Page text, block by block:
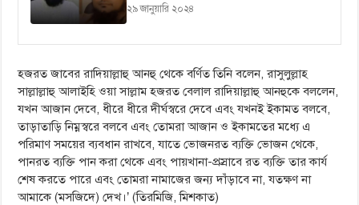
২৯ জানুয়ারি ২০২৪
হজরত জাবের রাদিয়াল্লাহু আনহু থেকে বর্ণিত তিনি বলেন, রাসুলুল্লাহ
সাল্লাল্লাহু আলাইহি ওয়া সাল্লাম হজরত বেলাল রাদিয়াল্লাহু আনহুকে বললেন,
যখন আজান দেবে, ধীরে ধীরে দীর্ঘস্বরে দেবে এবং যখনই ইকামত বলবে,
তাড়াতাড়ি নিম্নস্বরে বলবে এবং তোমরা আজান ও ইকামতের মধ্যে এ
পরিমাণ সময়ের ব্যবধান রাখবে, যাতে ভোজনরত ব্যক্তি ভোজন থেকে,
পানরত ব্যক্তি পান করা থেকে এবং পায়খানা-প্রস্রাবে রত ব্যক্তি তার কার্য
শেষ করতে পারে এবং তোমরা নামাজের জন্য দাঁড়াবে না, যতক্ষণ না
আমাকে (মসজিদে) দেখ।’ (তিরমিজি, মিশকাত)